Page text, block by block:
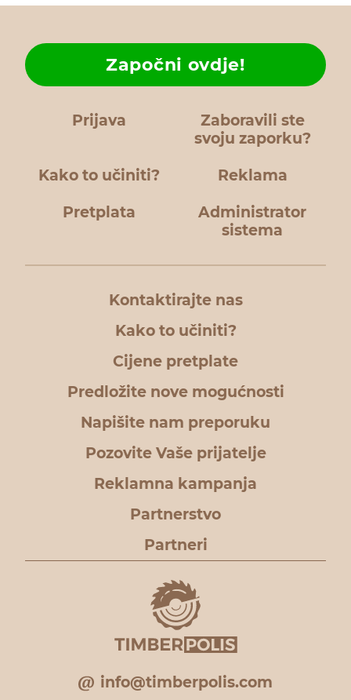
Prijava
Zaboravili ste
svoju zaporku?
Kako to učiniti?
Započni ovdje!
Reklama
Pretplata
Administrator
sistema
Kontaktirajte nas
Kako to učiniti?
Cijene pretplate
Predložite nove mogućnosti
Napišite nam preporuku
Pozovite Vaše prijatelje
Reklamna kampanja
Partnerstvo
Partneri
info@timberpolis.com